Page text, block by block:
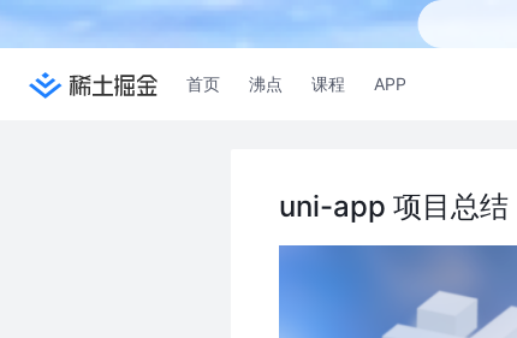
首页 沸点 课程 APP
uni-app 项目总结